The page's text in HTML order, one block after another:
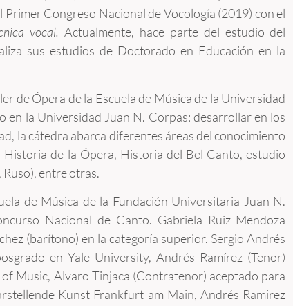
Primer Congreso Nacional de Vocología (2019) con el
vocal. Actualmente, hace parte del estudio del
sus estudios de Doctorado en Educación en la
de Ópera de la Escuela de Música de la Universidad
en la Universidad Juan N. Corpas: desarrollar en los
la cátedra abarca diferentes áreas del conocimiento
Historia de la Ópera, Historia del Bel Canto, estudio
entre otras.
de Música de la Fundación Universitaria Juan N.
Nacional de Canto. Gabriela Ruiz Mendoza
(barítono) en la categoría superior. Sergio Andrés
en Yale University, Andrés Ramírez (Tenor)
Music, Alvaro Tinjaca (Contratenor) aceptado para
Kunst Frankfurt am Main, Andrés Ramirez